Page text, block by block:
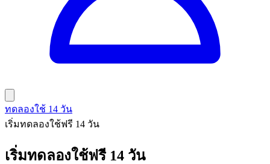
ทดลองใช้ 14 วัน
เริ่มทดลองใช้ฟรี 14 วัน
เริ่มทดลองใช้ฟรี 14 วัน